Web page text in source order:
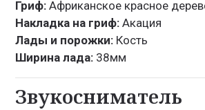
Гриф: Африканское красное
Накладка на гриф:Акация
Лады и порожки: Кость
Ширина лада: 38мм
Звукосниматель